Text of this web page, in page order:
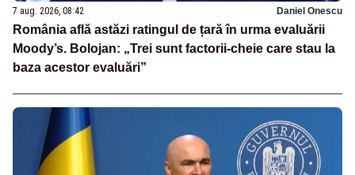
7 aug. 2026, 08:42 Daniel Onescu
România află astăzi ratingul de țară în urma evaluării
Moody’s. Bolojan: „Trei sunt factorii-cheie care stau la
baza acestor evaluări”